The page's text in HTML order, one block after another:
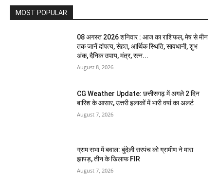
MOST POPULAR
08 अगस्त 2026 शनिवार : आज का राशिफल, मेष से मीन
तक जानें दांपत्य, सेहत, आर्थिक स्थिति, सावधानी, शुभ
अंक, दैनिक उपाय, मंत्र, रत्न...
August 8, 2026
CG Weather Update: छत्तीसगढ़ में अगले 2 दिन
बारिश के आसार, उत्तरी इलाकों में भारी वर्षा का अलर्ट
August 7, 2026
ग्राम सभा में बवाल: बुंदेली सरपंच को ग्रामीण ने मारा
झापड़, तीन के खिलाफ FIR
August 7, 2026